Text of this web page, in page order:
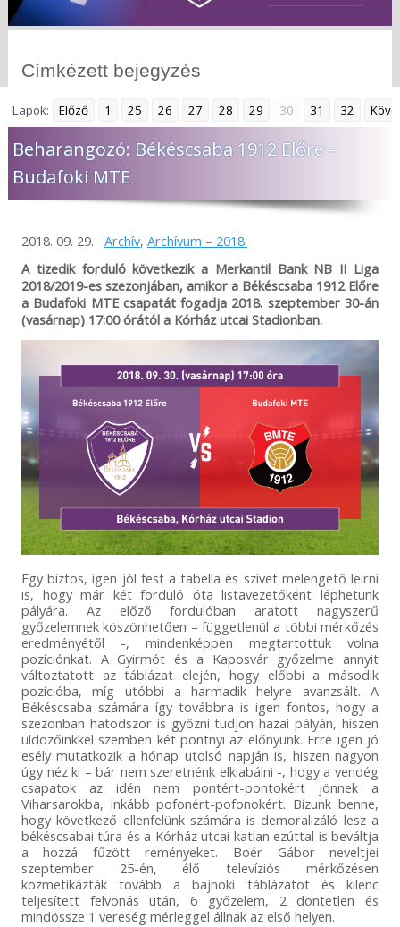
Címkézett bejegyzés
Lapok: Előző 1 25 26 27 28 29 30 31 32
Beharangozó: Békéscsaba 1912 Előre –
Budafoki MTE
2018. 09. 29. Archív, Archívum – 2018.
A tizedik forduló következik a Merkantil Bank NB II Liga
2018/2019-es szezonjában, amikor a Békéscsaba 1912 Előre
a Budafoki MTE csapatát fogadja 2018. szeptember 30-án
(vasárnap) 17:00 órától a Kórház utcai Stadionban.
Egy biztos, igen jól fest a tabella és szívet melengető leírni
is, hogy már két forduló óta listavezetőként léphetünk
pályára. Az előző fordulóban aratott nagyszerű
győzelemnek köszönhetően – függetlenül a többi mérkőzés
eredményétől -, mindenképpen megtartottuk volna
pozíciónkat. A Gyirmót és a Kaposvár győzelme annyit
változtatott az táblázat elején, hogy előbbi a második
pozícióba, míg utóbbi a harmadik helyre avanzsált. A
Békéscsaba számára így továbbra is igen fontos, hogy a
szezonban hatodszor is győzni tudjon hazai pályán, hiszen
üldözőinkkel szemben két pontnyi az előnyünk. Erre igen jó
esély mutatkozik a hónap utolsó napján is, hiszen nagyon
úgy néz ki – bár nem szeretnénk elkiabálni -, hogy a vendég
csapatok az idén nem pontért-pontokért jönnek a
Viharsarokba, inkább pofonért-pofonokért. Bízunk benne,
hogy következő ellenfelünk számára is demoralizáló lesz a
békéscsabai túra és a Kórház utcai katlan ezúttal is beváltja
a hozzá fűzött reményeket. Boér Gábor neveltjei
szeptember 25-én, élő televíziós mérkőzésen
kozmetikázták tovább a bajnoki táblázatot és kilenc
teljesített felvonás után, 6 győzelem, 2 döntetlen és
mindössze 1 vereség mérleggel állnak az első helyen.